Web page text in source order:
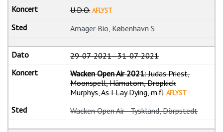
U.D.O. AFLYST
Amager Bio, København S
29-07-2021-31-07-2021
Wacken Open Air 2021: Judas Priest,
Moonspell, Hämatom, Dropkick
Murphys, As I Lay Dying, m.fl. AFLYST
Wacken Open Air - Tyskland, Dörpstedt